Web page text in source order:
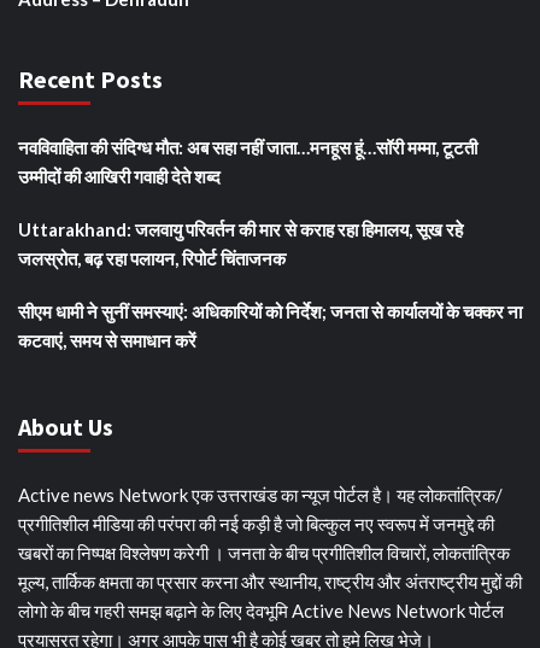
Recent Posts
नवविवाहिता की संदिग्ध मौत: अब सहा नहीं जाता…मनहूस हूं…सॉरी मम्मा, टूटती
उम्मीदों की आखिरी गवाही देते शब्द
Uttarakhand: जलवायु परिवर्तन की मार से कराह रहा हिमालय, सूख रहे
जलस्रोत, बढ़ रहा पलायन, रिपोर्ट चिंताजनक
सीएम धामी ने सुनीं समस्याएं: अधिकारियों को निर्देश; जनता से कार्यालयों के चक्कर ना
कटवाएं, समय से समाधान करें
About Us
Active news Network एक उत्तराखंड का न्यूज पोर्टल है। यह लोकतांत्रिक/
प्रगीतिशील मीडिया की परंपरा की नई कड़ी है जो बिल्कुल नए स्वरूप में जनमुद्दे की
खबरों का निष्पक्ष विश्लेषण करेगी । जनता के बीच प्रगीतिशील विचारों, लोकतांत्रिक
मूल्य, तार्किक क्षमता का प्रसार करना और स्थानीय, राष्ट्रीय और अंतराष्ट्रीय मुद्दों की
लोगो के बीच गहरी समझ बढ़ाने के लिए देवभूमि Active News Network पोर्टल
प्रयासरत रहेगा। अगर आपके पास भी है कोई खबर तो हमे लिख भेजे।